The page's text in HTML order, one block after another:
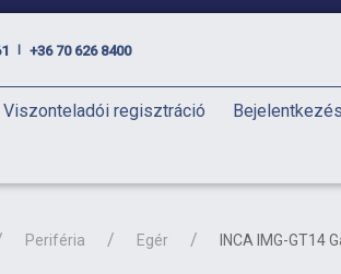
+36 70 626 8400
Viszonteladói regisztráció Bejelentkezés
Periféria Egér INCA IMG-GT14